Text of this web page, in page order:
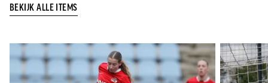
BEKIJK ALLE ITEMS